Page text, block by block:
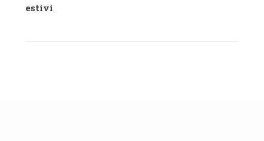
estivi